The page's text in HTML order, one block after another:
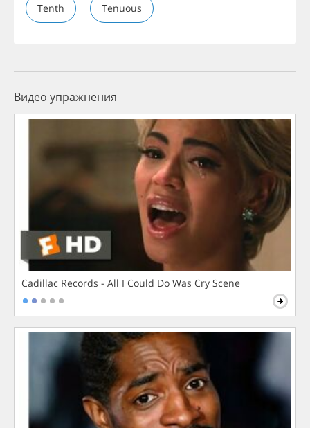
Tenth Tenuous
Видео упражнения
Cadillac Records - All I Could Do Was Cry Scene